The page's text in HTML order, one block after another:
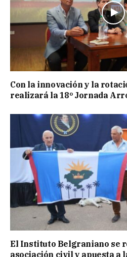
Con la innovación y la
realizará la 18º Jornada
El Instituto Belgraniano se
asociación civil y apuesta a